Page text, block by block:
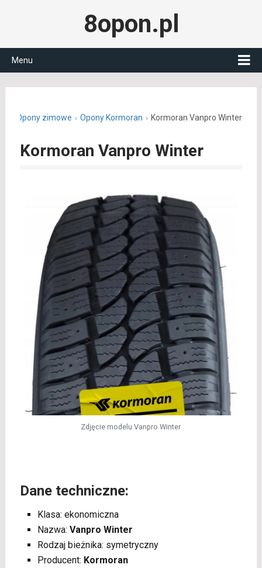
8opon.pl
Menu
Opony zimowe Opony Kormoran Kormoran Vanpro Winter
Kormoran Vanpro Winter
Zdjęcie modelu Vanpro Winter
Dane techniczne:
Klasa: ekonomiczna
Nazwa: Vanpro Winter
Rodzaj bieżnika: symetryczny
Producent: Kormoran